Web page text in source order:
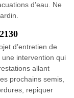
d’eau. Ne
d’entretien de
une intervention qui
allant
prochains semis,
repiquer